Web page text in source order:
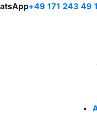
+49 171 243 49